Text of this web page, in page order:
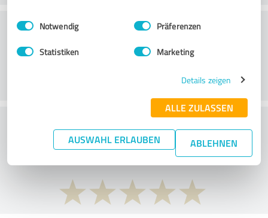
Impressum Datenschutzbestimmungen
Einwilligungsauswahl
Notwendig Präferenzen
Statistiken Marketing
Details zeigen
ALLE ZULASSEN
AUSWAHL ERLAUBEN ABLEHNEN
Kundenservice
Wie beurteilen Sie das
Preis-/Leistungsverhältnis?